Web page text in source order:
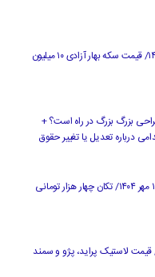
قیمت جدید طلا و سکه ۱۲ مهرماه ۱۴۰۴/ قیمت سکه بهار آزادی ۱۰ میلیون
بزرگ بزرگ در راه است؟ +
درباره تعدیل یا تغییر حقوق
قیمت جدید دلار، یورو و سایر ارزها ۱۲ مهر ۱۴۰۴/ تکان چهار هزار تومانی
لاستیک پراید، پژو و سمند